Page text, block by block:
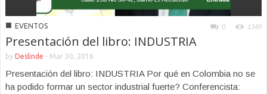
■ EVENTOS 0 1349
Presentación del libro: INDUSTRIA
by Deslinde - Mar 30, 2016
Presentación del libro: INDUSTRIA Por qué en Colombia no se
ha podido formar un sector industrial fuerte? Conferencista: